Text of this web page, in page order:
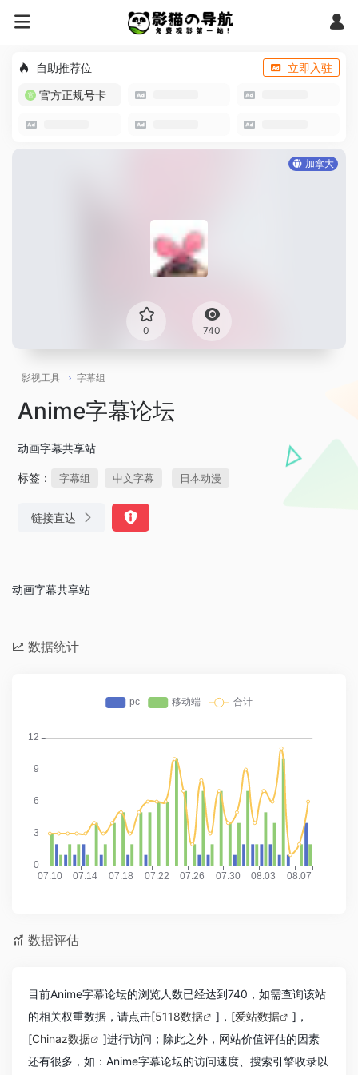
自助推荐位
立即入驻
官方正规号卡
加拿大
0 740
影视工具 字幕组
Anime字幕论坛
动画字幕共享站
标签： 字幕组 中文字幕 日本动漫
链接直达
动画字幕共享站
数据统计
数据评估
目前Anime字幕论坛的浏览人数已经达到740，如需查询该站
的相关权重数据，请点击[5118数据 ]，[爱站数据
]，
[Chinaz数据
]进行访问；除此之外，网站价值评估的因素
还有很多，如：Anime字幕论坛的访问速度、搜索引擎收录以